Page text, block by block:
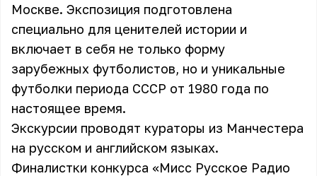
Москве. Экспозиция подготовлена
специально для ценителей истории и
включает в себя не только форму
зарубежных футболистов, но и уникальные
футболки периода СССР от 1980 года по
настоящее время.
Экскурсии проводят кураторы из Манчестера
на русском и английском языках.
Финалистки конкурса «Мисс Русское Радио